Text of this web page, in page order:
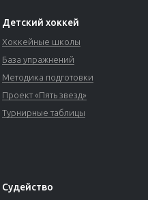
Детский хоккей
Хоккейные школы
База упражнений
Методика подготовки
Проект «Пять звезд»
Турнирные таблицы
Судейство